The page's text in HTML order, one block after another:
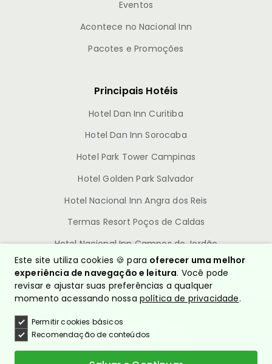
Eventos
Acontece no Nacional Inn
Pacotes e Promoções
Principais Hotéis
Hotel Dan Inn Curitiba
Hotel Dan Inn Sorocaba
Hotel Park Tower Campinas
Hotel Golden Park Salvador
Hotel Nacional Inn Angra dos Reis
Termas Resort Poços de Caldas
Hotel Nacional Inn Campos do Jordão
© Nacional Inn Hotéis
CNPJ: 10.628.960/0001-54
Política de Privacidade
Este site utiliza cookies 🍪 para oferecer uma melhor
experiência de navegação e leitura. Você pode
revisar e ajustar suas preferências a qualquer
momento acessando nossa política de privacidade.
Permitir cookies básicos
Recomendação de conteúdos